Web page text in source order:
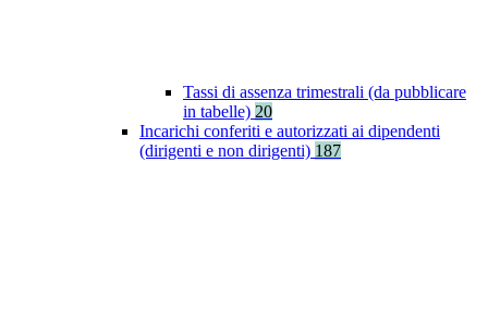
Tassi di assenza trimestrali (da pubblicare
in tabelle) 20
Incarichi conferiti e autorizzati ai dipendenti
(dirigenti e non dirigenti) 187